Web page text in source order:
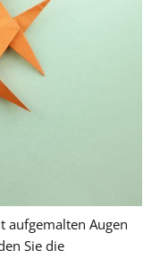
aufgemalten Augen
Sie die